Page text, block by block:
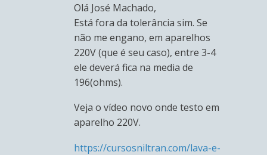
Olá José Machado,
Está fora da tolerância sim. Se
não me engano, em aparelhos
220V (que é seu caso), entre 3-4
ele deverá fica na media de
196(ohms).
Veja o vídeo novo onde testo em
aparelho 220V.
https://cursosniltran.com/lava-e-